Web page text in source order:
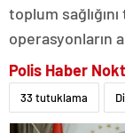
toplum
operasyonların
Polis Haber
33 tutuklama